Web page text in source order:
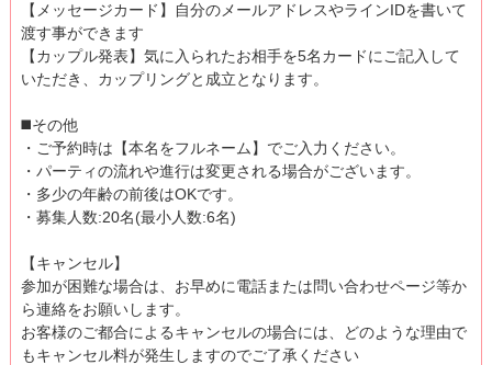
【メッセージカード】自分のメールアドレスやラインIDを書いて
渡す事ができます
【カップル発表】気に入られたお相手を5名カードにご記入して
いただき、カップリングと成立となります。
◼️その他
・ご予約時は【本名をフルネーム】でご入力ください。
・パーティの流れや進行は変更される場合がございます。
・多少の年齢の前後はOKです。
・募集人数:20名(最小人数:6名)
【キャンセル】
参加が困難な場合は、お早めに電話または問い合わせページ等か
ら連絡をお願いします。
お客様のご都合によるキャンセルの場合には、どのような理由で
もキャンセル料が発生しますのでご了承ください